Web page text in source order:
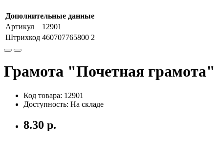
Дополнительные данные
Артикул
12901
Штрихкод 460707765800 2
Грамота "Почетная грамота"
Код товара: 12901
Доступность: На складе
8.30 р.